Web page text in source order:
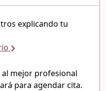
explicando tu
mejor profesional
para agendar cita.